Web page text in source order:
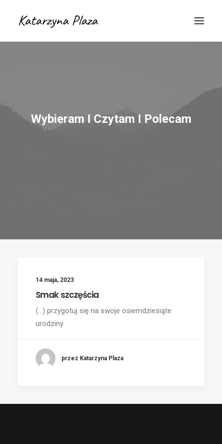
Wybieram I Czytam I Polecam
14 maja, 2023
Smak szczęścia
(...) przygotuj się na swoje osiemdziesiąte
urodziny
przez Katarzyna Plaza